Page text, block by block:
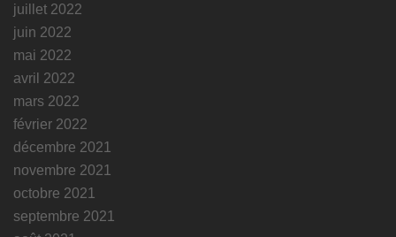
juillet 2022
juin 2022
mai 2022
avril 2022
mars 2022
février 2022
décembre 2021
novembre 2021
octobre 2021
septembre 2021